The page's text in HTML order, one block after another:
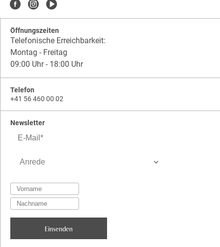
Öffnungszeiten
Telefonische Erreichbarkeit:
Montag - Freitag
09:00 Uhr - 18:00 Uhr
Telefon
+41 56 460 00 02
Newsletter